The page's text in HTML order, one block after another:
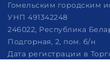
Гомельским городским
УНП 491342248
246022, Республика
Подгорная, 2, пом. б/н
Дата регистрации в